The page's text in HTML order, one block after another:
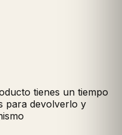
tienes un tiempo
para devolverlo y